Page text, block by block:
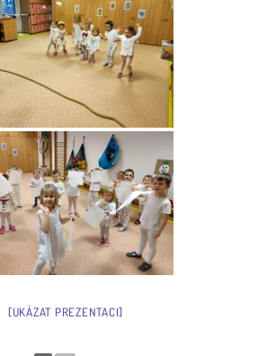
[UKÁZAT PREZENTACI]